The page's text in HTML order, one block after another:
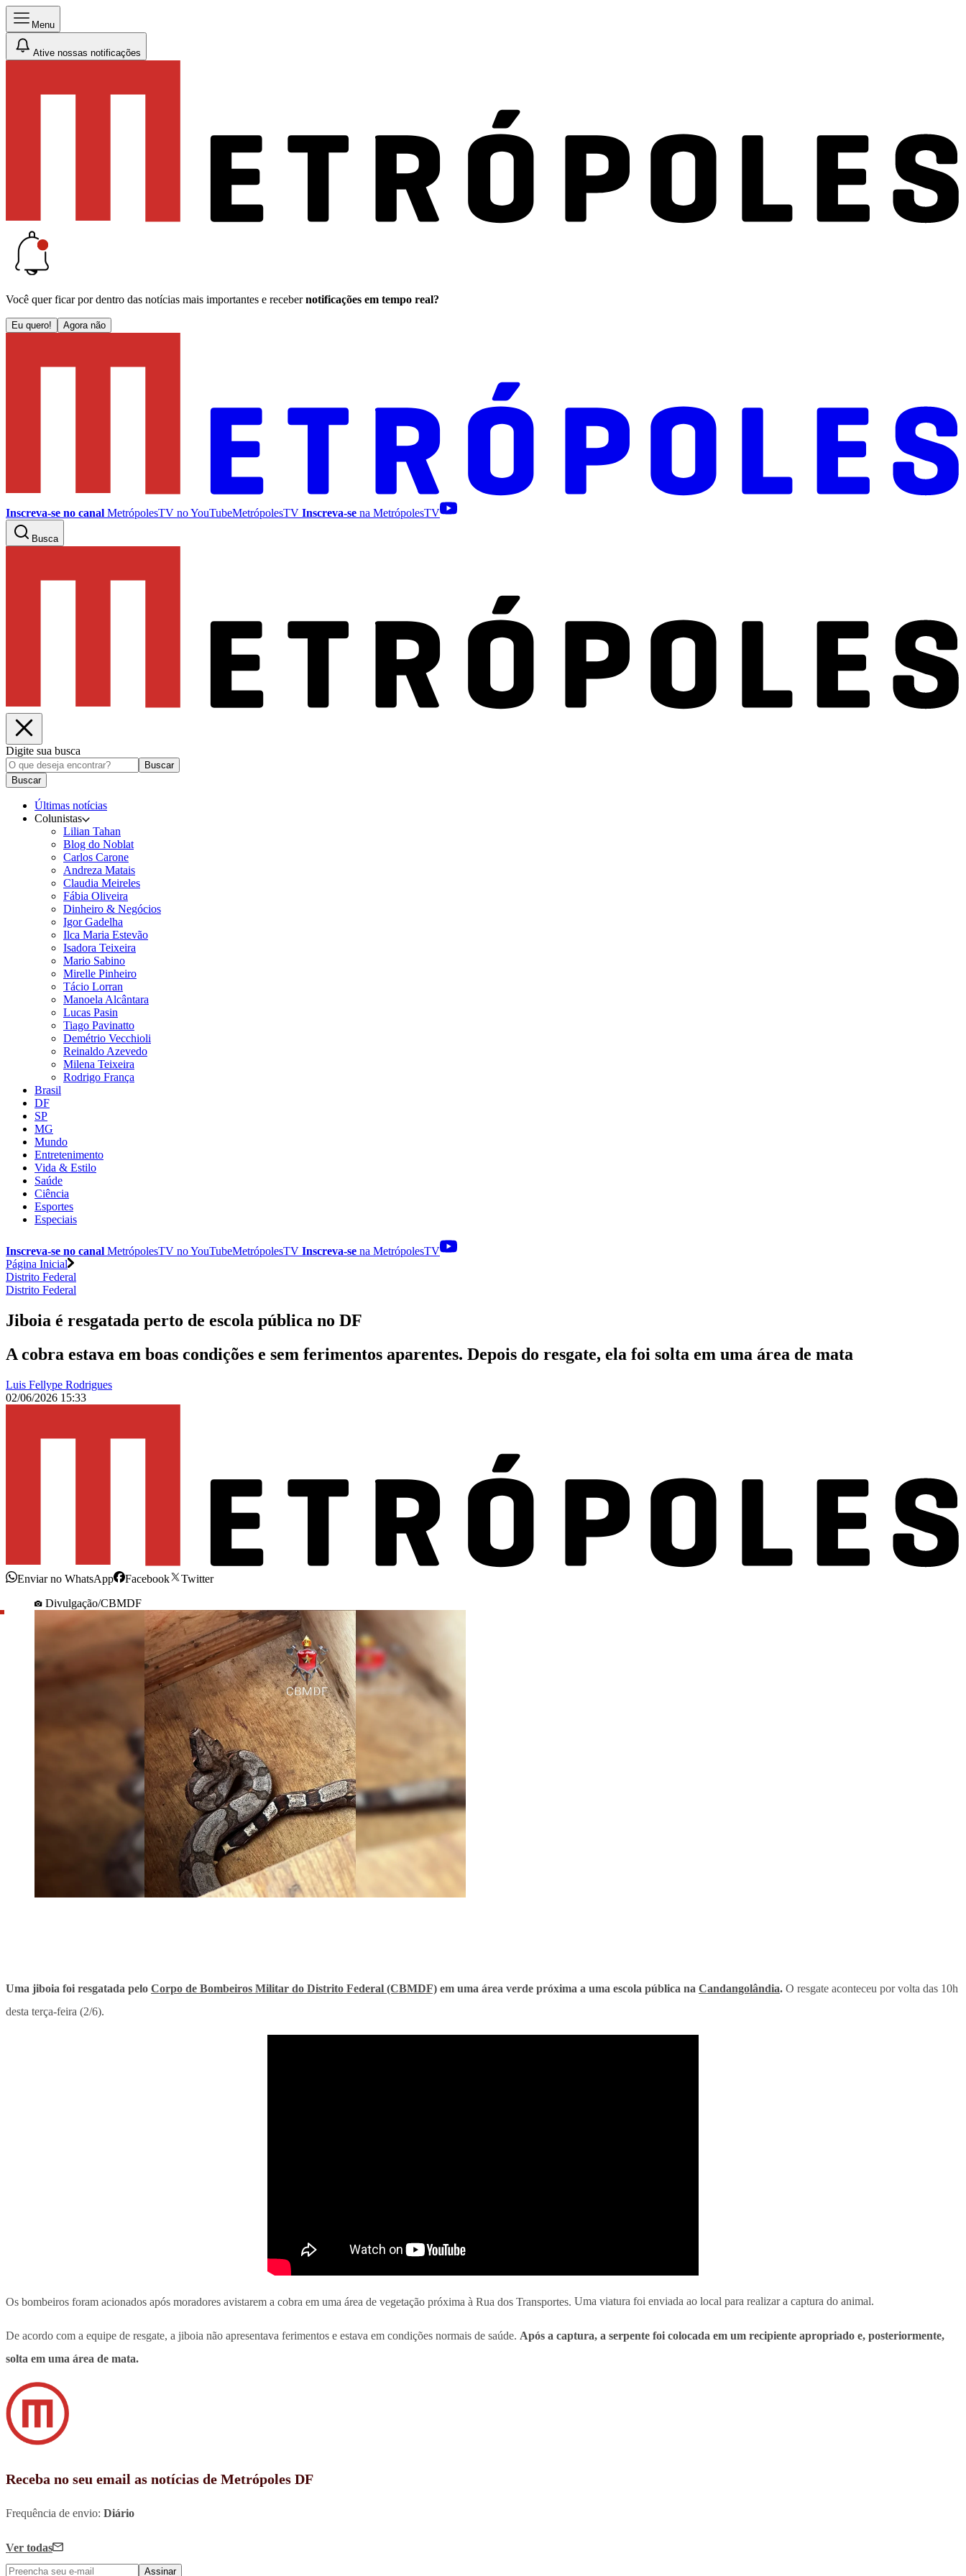
Menu
Ative nossas notificações
Você quer ficar por dentro das notícias mais importantes e receber notificações em tempo real?
Eu quero! Agora não
Inscreva-se no canal MetrópolesTV noYouTubeMetrópolesTV Inscreva-se na MetrópolesTV
Busca
Digite sua busca
Buscar
Buscar
Últimas notícias
Colunistas
Lilian Tahan
Blog do Noblat
Carlos Carone
Andreza Matais
Claudia Meireles
Fábia Oliveira
Dinheiro & Negócios
Igor Gadelha
Ilca Maria Estevão
Isadora Teixeira
Mario Sabino
Mirelle Pinheiro
Tácio Lorran
Manoela Alcântara
Lucas Pasin
Tiago Pavinatto
Demétrio Vecchioli
Reinaldo Azevedo
Milena Teixeira
Rodrigo França
Brasil
DF
SP
MG
Mundo
Entretenimento
Vida & Estilo
Saúde
Ciência
Esportes
Especiais
Inscreva-se no canal MetrópolesTV noYouTubeMetrópolesTV Inscreva-se na MetrópolesTV
Página Inicial
Distrito Federal
Distrito Federal
Jiboia é resgatada perto de escola pública no DF
A cobra estava em boas condições e sem ferimentos aparentes. Depois do resgate, ela foi solta em uma área de mata
Luis Fellype Rodrigues
02/06/2026 15:33
Enviar no WhatsApp Facebook
Twitter
Divulgação/CBMDF
Uma jiboia foi resgatada pelo Corpo de Bombeiros Militar do Distrito Federal (CBMDF) em uma área verde próxima a uma escola pública na Candangolândia. O resgate aconteceu por volta das 10h
desta terça-feira (2/6).
Os bombeiros foram acionados após moradores avistarem a cobra em uma área de vegetação próxima à Rua dos Transportes. Uma viatura foi enviada ao local para realizar a captura do animal.
De acordo com a equipe de resgate, a jiboia não apresentava ferimentos e estava em condições normais de saúde. Após a captura, a serpente foi colocada em um recipiente apropriado e, posteriormente,
solta em uma área de mata.
Receba no seu email as notícias de Metrópoles DF
Frequência de envio: Diário
Ver todas
Assinar